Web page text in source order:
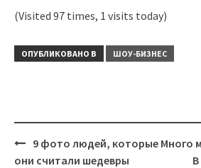
(Visited 97 times, 1 visits today)
ОПУБЛИКОВАНО В ШОУ-БИЗНЕС
Навигация
9 фото людей, которые
они считали шедевры
Много